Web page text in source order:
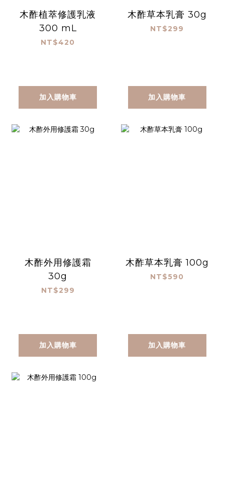
木酢植萃修護乳液
300 mL
NT$420
加入購物車
木酢草本乳膏 30g
NT$299
加入購物車
木酢外用修護霜
30g
NT$299
加入購物車
木酢草本乳膏 100g
NT$590
加入購物車